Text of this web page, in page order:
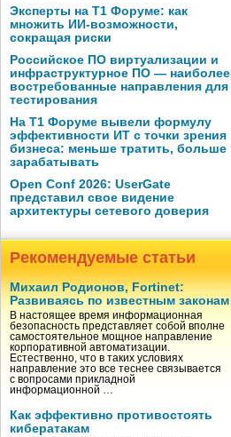
Эксперты на Т1 Форуме: как
множить ИИ-возможности,
сокращая риски
Российское ПО виртуализации и
инфраструктурное ПО — наиболее
востребованные направления для
тестирования
На Т1 Форуме вывели формулу
эффективности ИТ с точки зрения
бизнеса: меньше тратить, больше
зарабатывать
Open Conf 2026: UserGate
представил свое видение
архитектуры сетевого доверия
Рекомендуемые статьи
Михаил Родионов, Fortinet:
Развиваясь по известным законам
В настоящее время информационная
безопасность представляет собой вполне
самостоятельное мощное направление
корпоративной автоматизации.
Естественно, что в таких условиях
направление это все теснее связывается
с вопросами прикладной
информационной …
Как эффективно противостоять
кибератакам